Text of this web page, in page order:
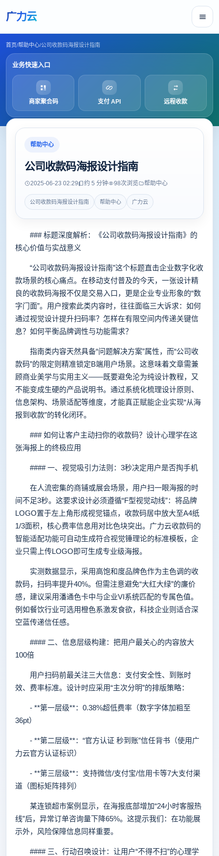
广力云
首页/帮助中心/公司收款码海报设计指南
业务快速入口
商家聚合码 支付 API 远程收款
帮助中心
公司收款码海报设计指南
2025-06-23 02:29 约 5 分钟 98次浏览 帮助中心
公司收款码海报设计指南 帮助中心 广力云
### 标题深度解析：《公司收款码海报设计指南》的
核心价值与实战意义
“公司收款码海报设计指南”这个标题直击企业数字化收
款场景的核心痛点。在移动支付普及的今天，一张设计精
良的收款码海报不仅是交易入口，更是企业专业形象的“数
字门面”。用户搜索此类内容时，往往面临三大诉求：如何
通过视觉设计提升扫码率？怎样在有限空间内传递关键信
息？如何平衡品牌调性与功能需求？
指南类内容天然具备“问题解决方案”属性，而“公司收
款码”的限定则精准锁定B端用户场景。这意味着文章需兼
顾商业美学与实用主义——既要避免沦为纯设计教程，又
不能变成生硬的产品说明书。通过系统化梳理设计原则、
信息架构、场景适配等维度，才能真正赋能企业实现“从海
报到收款”的转化闭环。
### 如何让客户主动扫你的收款码？设计心理学在这
张海报上的终极应用
#### 一、视觉吸引力法则：3秒决定用户是否掏手机
在人流密集的商铺或展会场景，用户扫一眼海报的时
间不足3秒。这要求设计必须遵循“F型视觉动线”：将品牌
LOGO置于左上角形成视觉锚点，收款码居中放大至A4纸
1/3面积，核心费率信息用对比色块突出。广力云收款码的
智能适配功能可自动生成符合视觉锤理论的标准模板，企
业只需上传LOGO即可生成专业级海报。
实测数据显示，采用高饱和度品牌色作为主色调的收
款码，扫码率提升40%。但需注意避免“大红大绿”的廉价
感，建议采用潘通色卡中与企业VI系统匹配的专属色值。
例如餐饮行业可选用橙色系激发食欲，科技企业则适合深
空蓝传递信任感。
#### 二、信息层级构建：把用户最关心的内容放大
100倍
用户扫码前最关注三大信息：支付安全性、到账时
效、费率标准。设计时应采用“主次分明”的排版策略：
- **第一层级**：0.38%超低费率（数字字体加粗至
36pt）
- **第二层级**：“官方认证 秒到账”信任背书（使用广
力云官方认证标识）
- **第三层级**：支持微信/支付宝/信用卡等7大支付渠
道（图标矩阵排列）
某连锁超市案例显示，在海报底部增加“24小时客服热
线”后，异常订单咨询量下降65%。这提示我们：在功能展
示外，风险保障信息同样重要。
#### 三、行动召唤设计：让用户“不得不扫”的心理学